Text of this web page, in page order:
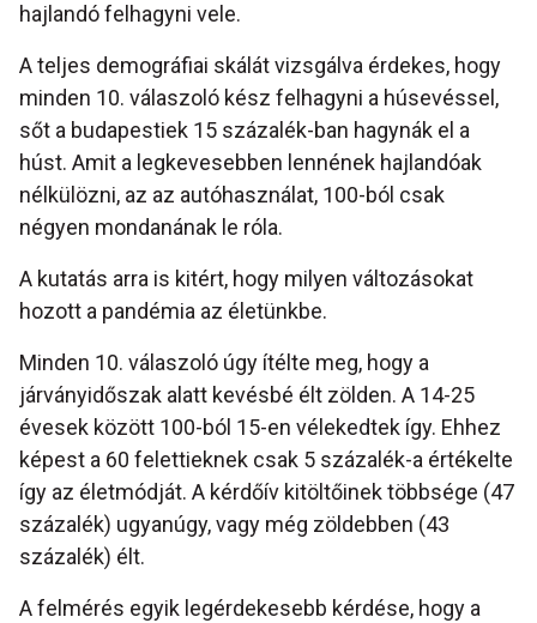
hajlandó felhagyni vele.
A teljes demográfiai skálát vizsgálva érdekes, hogy
minden 10. válaszoló kész felhagyni a húsevéssel,
sőt a budapestiek 15 százalék-ban hagynák el a
húst. Amit a legkevesebben lennének hajlandóak
nélkülözni, az az autóhasználat, 100-ból csak
négyen mondanának le róla.
A kutatás arra is kitért, hogy milyen változásokat
hozott a pandémia az életünkbe.
Minden 10. válaszoló úgy ítélte meg, hogy a
járványidőszak alatt kevésbé élt zölden. A 14-25
évesek között 100-ból 15-en vélekedtek így. Ehhez
képest a 60 felettieknek csak 5 százalék-a értékelte
így az életmódját. A kérdőív kitöltőinek többsége (47
százalék) ugyanúgy, vagy még zöldebben (43
százalék) élt.
A felmérés egyik legérdekesebb kérdése, hogy a